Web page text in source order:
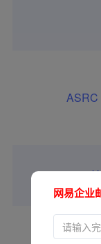
ASRC
网易企业